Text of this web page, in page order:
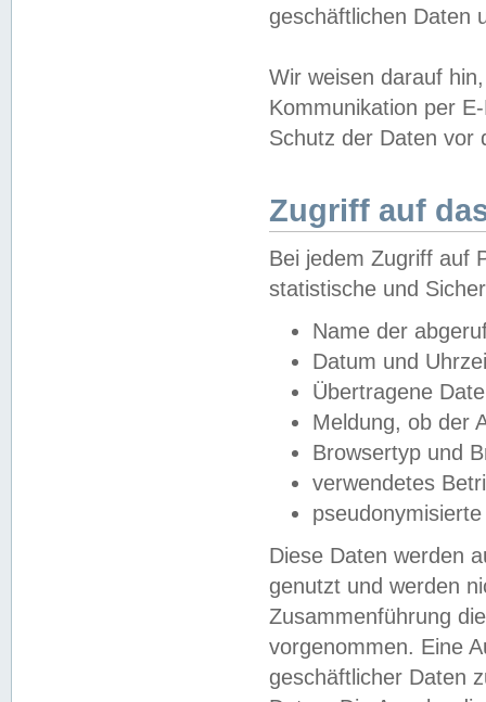
geschäftlichen Daten
Wir weisen darauf
Kommunikation per
Schutz der Daten vor
Zugriff auf
Bei jedem Zugriff auf
statistische und
Name der
Datum und
Übertragene
Meldung, ob der
Browsertyp und
verwendetes
Diese Daten werden
genutzt und werden
Zusammenführung
vorgenommen. Eine
geschäftlicher Daten